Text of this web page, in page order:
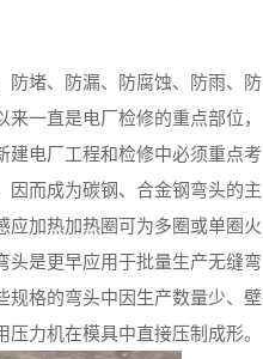
防堵、防漏、防腐蚀、防雨、防
一直是电厂检修的重点部位，
电厂工程和检修中必须重点考
因而成为碳钢、合金钢弯头的主
加热加热圈可为多圈或单圈火
是更早应用于批量生产无缝弯
规格的弯头中因生产数量少、壁
力机在模具中直接压制成形。